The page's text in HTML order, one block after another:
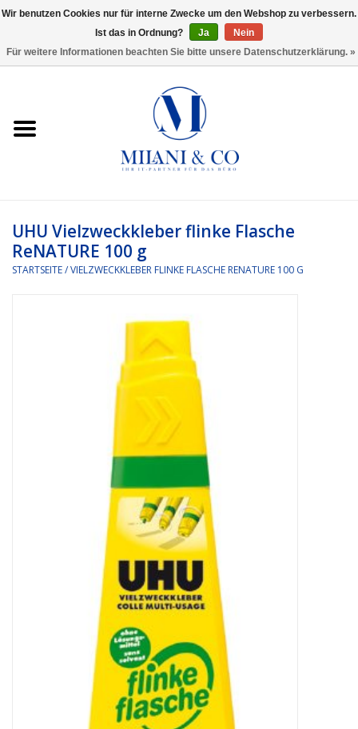
Bürobedarf
Ordnen und Registrieren
Rund um den Schreibtisch
UHU Vielzweckkleber flinke Flasche
ReNATURE 100 g
STARTSEITE/VIELZWECKKLEBER FLINKE FLASCHE RENATURE 100 G
Wir benutzen Cookies nur für interne Zwecke um den Webshop zu verbessern.
Ist das in Ordnung?
Ja
Nein
Für weitere Informationen beachten Sie bitte unsere Datenschutzerklärung. »